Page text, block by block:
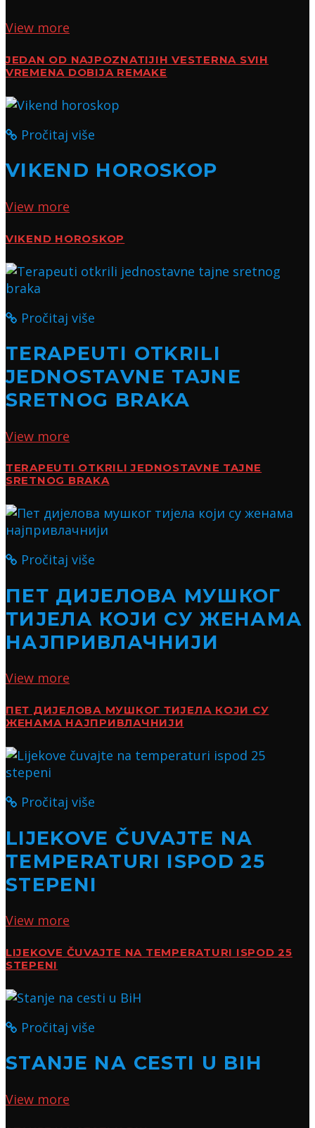
View more
JEDAN OD NAJPOZNATIJIH VESTERNA SVIH
VREMENA DOBIJA REMAKE
Pročitaj više
VIKEND HOROSKOP
View more
VIKEND HOROSKOP
Pročitaj više
TERAPEUTI OTKRILI
JEDNOSTAVNE TAJNE
SRETNOG BRAKA
View more
TERAPEUTI OTKRILI JEDNOSTAVNE TAJNE
SRETNOG BRAKA
Pročitaj više
ПЕТ ДИЈЕЛОВА МУШКОГ
ТИЈЕЛА КОЈИ СУ ЖЕНАМА
НАЈПРИВЛАЧНИЈИ
View more
ПЕТ ДИЈЕЛОВА МУШКОГ ТИЈЕЛА КОЈИ СУ
ЖЕНАМА НАЈПРИВЛАЧНИЈИ
Pročitaj više
LIJEKOVE ČUVAJTE NA
TEMPERATURI ISPOD 25
STEPENI
View more
LIJEKOVE ČUVAJTE NA TEMPERATURI ISPOD 25
STEPENI
Pročitaj više
STANJE NA CESTI U BIH
View more